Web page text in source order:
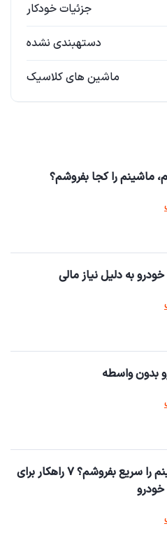
جزئیات خودکار
دستهبندی نشده
ماشین های کلاسیک
ماشینم را کجا بفروشم؟
به دلیل نیاز مالی
بدون واسطه
چگونه ماشینم را سریع بفروشم؟ ۷ راهکار برای